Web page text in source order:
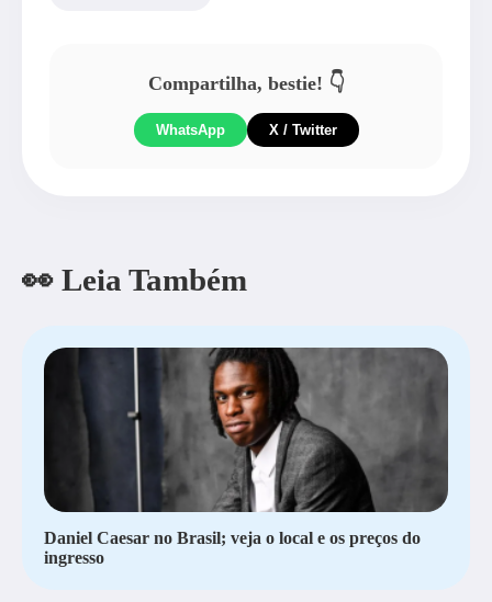
Compartilha, bestie! 👇
WhatsApp X / Twitter
👀 Leia Também
Daniel Caesar no Brasil; veja o local e os preços do
ingresso